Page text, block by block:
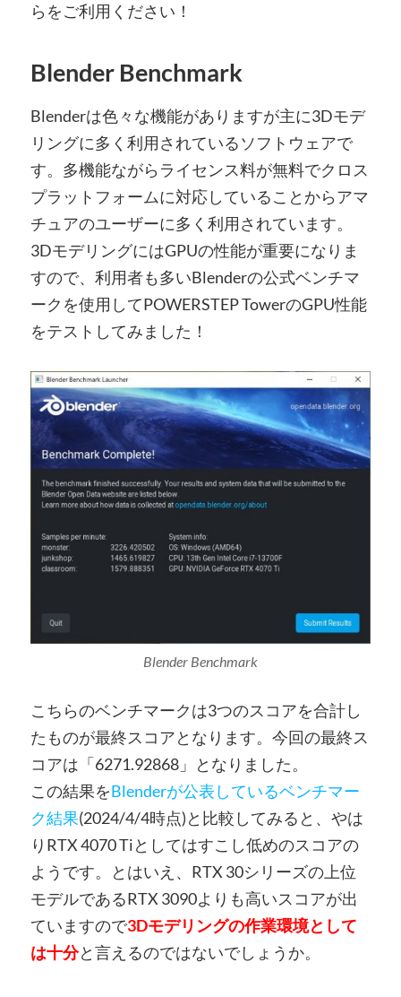
らをご利用ください！
Blender Benchmark
Blenderは色々な機能がありますが主に3Dモデ
リングに多く利用されているソフトウェアで
す。多機能ながらライセンス料が無料でクロス
プラットフォームに対応していることからアマ
チュアのユーザーに多く利用されています。
3DモデリングにはGPUの性能が重要になりま
すので、利用者も多いBlenderの公式ベンチマ
ークを使用してPOWERSTEP TowerのGPU性能
をテストしてみました！
Blender Benchmark
こちらのベンチマークは3つのスコアを合計し
たものが最終スコアとなります。今回の最終ス
コアは「6271.92868」となりました。
この結果をBlenderが公表しているベンチマー
ク結果(2024/4/4時点)と比較してみると、やは
りRTX 4070 Tiとしてはすこし低めのスコアの
ようです。とはいえ、RTX 30シリーズの上位
モデルであるRTX 3090よりも高いスコアが出
ていますので3Dモデリングの作業環境として
は十分と言えるのではないでしょうか。